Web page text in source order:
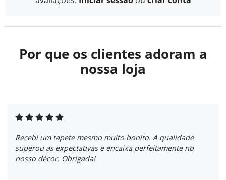
Por que os clientes adoram a
nossa loja
Recebi um tapete mesmo muito bonito. A qualidade
superou as expectativas e encaixa perfeitamente no
nosso décor. Obrigada!